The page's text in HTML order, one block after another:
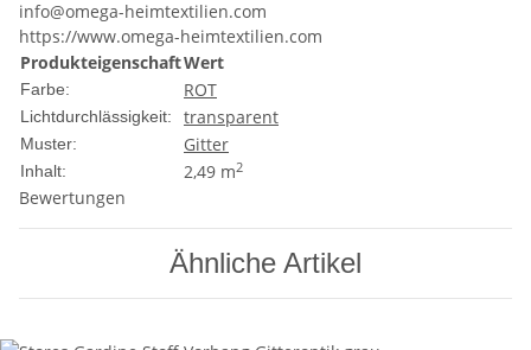
info@omega-heimtextilien.com
https://www.omega-heimtextilien.com
ProdukteigenschaftWert
Farbe: ROT
Lichtdurchlässigkeit: transparent
Muster: Gitter
Inhalt: 2,49 m2
Bewertungen
Ähnliche Artikel